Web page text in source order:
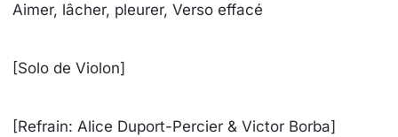
Aimer, lâcher, pleurer, Verso effacé
[Solo de Violon]
[Refrain: Alice Duport-Percier & Victor Borba]